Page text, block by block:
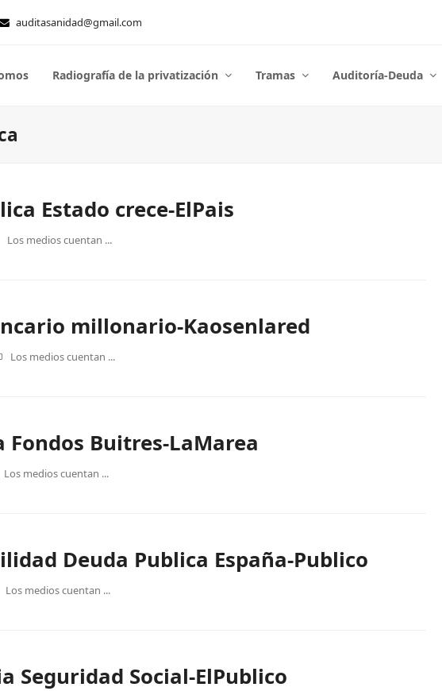
auditasanidad@gmail.com
Radiografía de la privatización Tramas Auditoría-Deuda
Estado crece-ElPais
Los medios cuentan ...
millonario-Kaosenlared
Los medios cuentan ...
Buitres-LaMarea
Los medios cuentan ...
Deuda Publica España-Publico
Los medios cuentan ...
Seguridad Social-ElPublico